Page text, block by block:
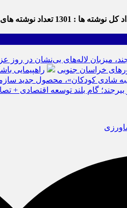
کل نوشته ها : 1301 تعداد نوشته های
میزبان لاله‌های بی‌نشان در روز
راهپیمایی باشکوه ۱۳ آبان در بیرجند؛ «متحد و استوار مقابل
شادی کودکان»، محصول جدید
گام بلند توسعه اقتصادی +